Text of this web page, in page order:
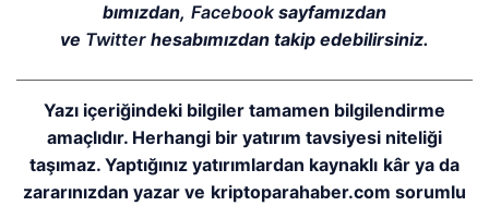
bımızdan, Facebooksayfamızdan
ve Twitterhesabımızdan takip edebilirsiniz.
Yazı içeriğindeki bilgiler tamamen bilgilendirme
amaçlıdır. Herhangi bir yatırım tavsiyesi niteliği
taşımaz. Yaptığınız yatırımlardan kaynaklı kâr ya da
zararınızdan yazar ve kriptoparahaber.com sorumlu